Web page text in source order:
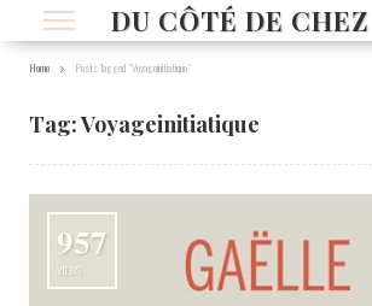
DU CÔTÉ DE
Home Posts Tagged "Voyageinitiatique"
Tag:Voyageinitiatique
957
VIEWS